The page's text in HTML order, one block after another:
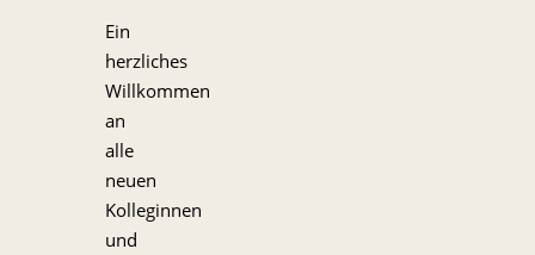
Ein
herzliches
Willkommen
an
alle
neuen
Kolleginnen
und